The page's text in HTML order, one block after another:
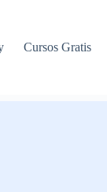
Cursos Gratis